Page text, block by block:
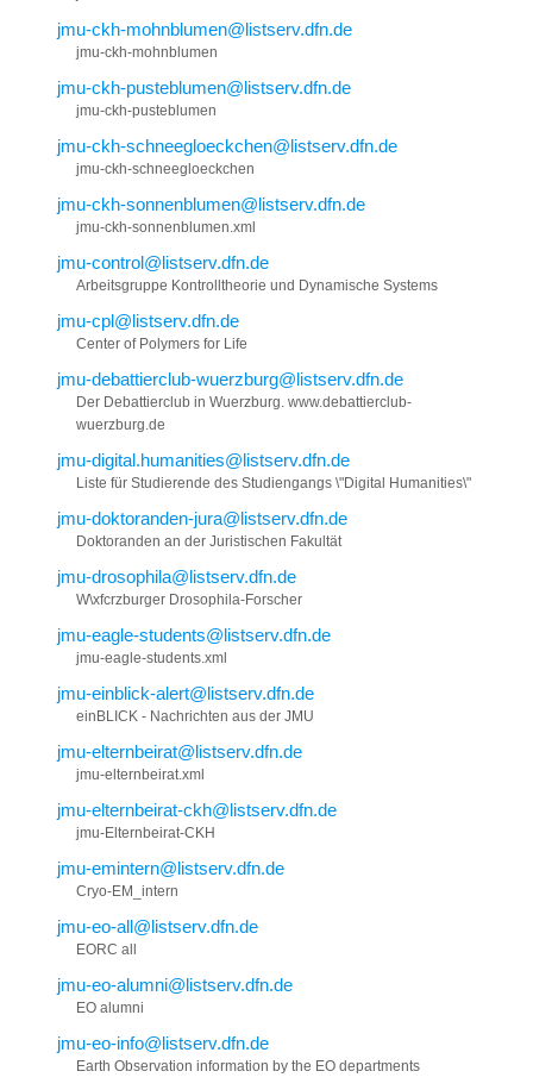
jmu-ckh-mohnblumen@listserv.dfn.de
jmu-ckh-mohnblumen
jmu-ckh-pusteblumen@listserv.dfn.de
jmu-ckh-pusteblumen
jmu-ckh-schneegloeckchen@listserv.dfn.de
jmu-ckh-schneegloeckchen
jmu-ckh-sonnenblumen@listserv.dfn.de
jmu-ckh-sonnenblumen.xml
jmu-control@listserv.dfn.de
Arbeitsgruppe Kontrolltheorie und Dynamische Systems
jmu-cpl@listserv.dfn.de
Center of Polymers for Life
jmu-debattierclub-wuerzburg@listserv.dfn.de
Der Debattierclub in Wuerzburg. www.debattierclub-
wuerzburg.de
jmu-digital.humanities@listserv.dfn.de
Liste für Studierende des Studiengangs \"Digital Humanities\"
jmu-doktoranden-jura@listserv.dfn.de
Doktoranden an der Juristischen Fakultät
jmu-drosophila@listserv.dfn.de
W\xfcrzburger Drosophila-Forscher
jmu-eagle-students@listserv.dfn.de
jmu-eagle-students.xml
jmu-einblick-alert@listserv.dfn.de
einBLICK - Nachrichten aus der JMU
jmu-elternbeirat@listserv.dfn.de
jmu-elternbeirat.xml
jmu-elternbeirat-ckh@listserv.dfn.de
jmu-Elternbeirat-CKH
jmu-emintern@listserv.dfn.de
Cryo-EM_intern
jmu-eo-all@listserv.dfn.de
EORC all
jmu-eo-alumni@listserv.dfn.de
EO alumni
jmu-eo-info@listserv.dfn.de
Earth Observation information by the EO departments